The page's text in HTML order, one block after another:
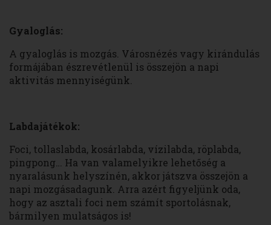
Gyaloglás:
A gyaloglás is mozgás. Városnézés vagy kirándulás
formájában észrevétlenül is összejön a napi
aktivitás mennyiségünk.
Labdajátékok:
Foci, tollaslabda, kosárlabda, vízilabda, röplabda,
pingpong… Ha van valamelyikre lehetőség a
nyaralásunk helyszínén, akkor játszva összejön a
napi mozgásadagunk. Arra azért figyeljünk oda,
hogy az asztali foci nem számít sportolásnak,
bármilyen mulatságos is!